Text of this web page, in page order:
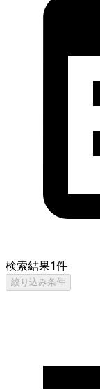
検索結果1件
絞り込み条件